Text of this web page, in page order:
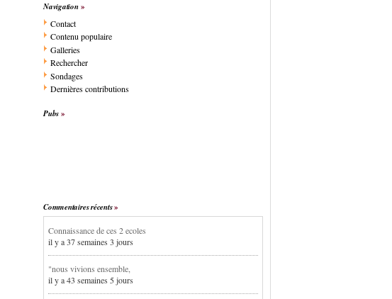
Navigation
Contact
Contenu populaire
Galleries
Rechercher
Sondages
Dernières contributions
Pubs
Commentaires récents
Connaissance de ces 2 ecoles
il y a 37 semaines 3 jours
"nous vivions ensemble,
il y a 43 semaines 5 jours